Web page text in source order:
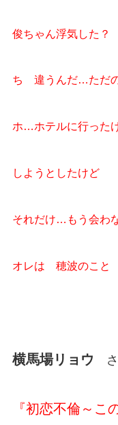
俊ちゃん浮気した？
ち 違うんだ…ただ
ホ…ホテルに行っ
しようとしたけど
それだけ…もう会わ
オレは 穂波のこと
横馬場リョウ さ
『初恋不倫～こ